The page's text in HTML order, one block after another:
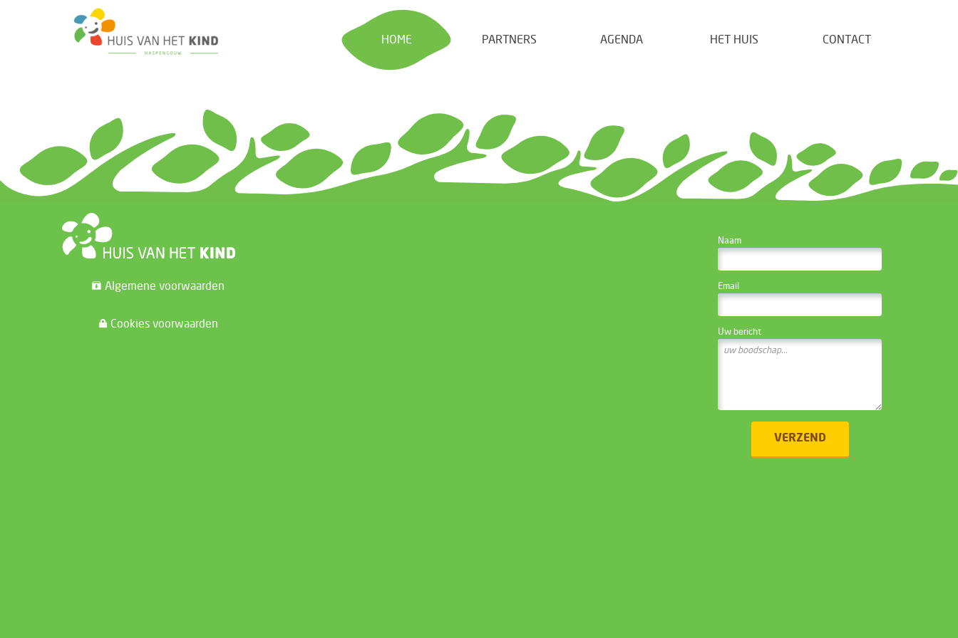
HOME PARTNERS AGENDA HET HUIS CONTACT
Algemene voorwaarden
Cookies voorwaarden
WEBSITE BEHEERDER
Naam
Email
Uw bericht
VERZEND